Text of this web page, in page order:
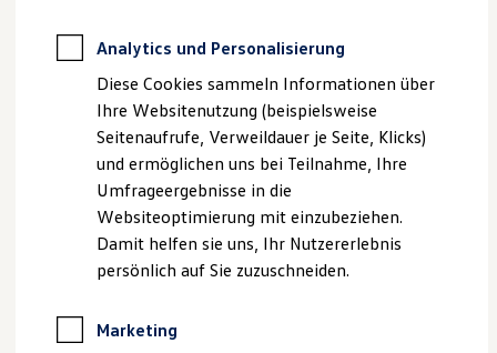
Professional Class bei Volkswagen
Behörden
Direktkunden
Sonderfahrzeuge
Anpfiff zum Gewinn
Elektromobilität
Elektroautos
ID. Tutorials
Elektrofahrzeugkonzepte
ID. EVERY1
Reichweite
Rekuperation
Sichere Funktion:
Analytics und Personalisierung
Diese Cookies sammeln Informationen über
Ihre Websitenutzung (beispielsweise
Seitenaufrufe, Verweildauer je Seite, Klicks)
und ermöglichen uns bei Teilnahme, Ihre
Umfrageergebnisse in die
Websiteoptimierung mit einzubeziehen.
Damit helfen sie uns, Ihr Nutzererlebnis
persönlich auf Sie zuzuschneiden.
Marketing